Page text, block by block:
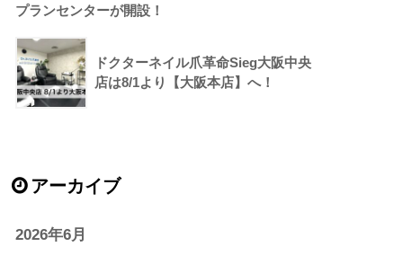
プランセンターが開設！
ドクターネイル爪革命Sieg大阪中央
店は8/1より【大阪本店】へ！
アーカイブ
2026年6月